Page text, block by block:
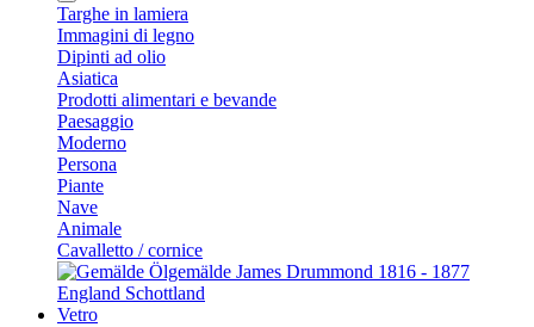
Targhe in lamiera
Immagini di legno
Dipinti ad olio
Asiatica
Prodotti alimentari e bevande
Paesaggio
Moderno
Persona
Piante
Nave
Animale
Cavalletto / cornice
Vetro